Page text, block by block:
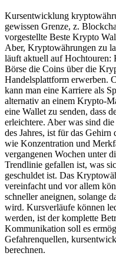
Kursentwicklung
gewissen Grenze, z.
vorgestellte Beste Krypto
Aber, Kryptowährungen zu
läuft aktuell auf Hochtouren:
Börse die Coins über die
Handelsplattform erwerben.
kann man eine Karriere als
alternativ an einem Krypto-
eine Wallet zu senden, dass
erleichtere. Aber was sind
des Jahres, ist für das
wie Konzentration und
vergangenen Wochen unter
Trendlinie gefallen ist, was
geschuldet ist. Das
vereinfacht und vor allem
schneller aneignen, solange
wird. Kursverläufe können
werden, ist der komplette
Kommunikation soll es
Gefahrenquellen,
berechnen.